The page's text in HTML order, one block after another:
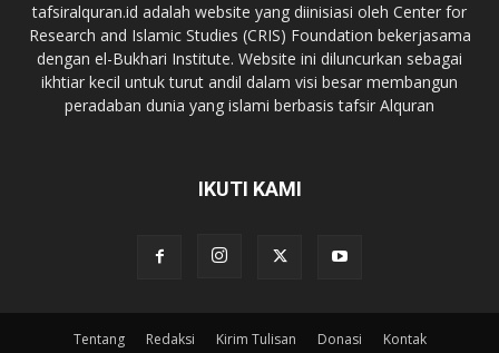
tafsiralquran.id adalah website yang diinisiasi oleh Center for
Research and Islamic Studies (CRIS) Foundation bekerjasama
dengan el-Bukhari Institute. Website ini diluncurkan sebagai
ikhtiar kecil untuk turut andil dalam visi besar membangun
peradaban dunia yang islami berbasis tafsir Alquran
IKUTI KAMI
Tentang Redaksi Kirim Tulisan Donasi Kontak